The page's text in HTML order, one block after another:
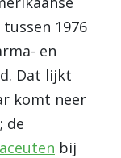
1976
en
Dat lijkt
komt neer
de
bij